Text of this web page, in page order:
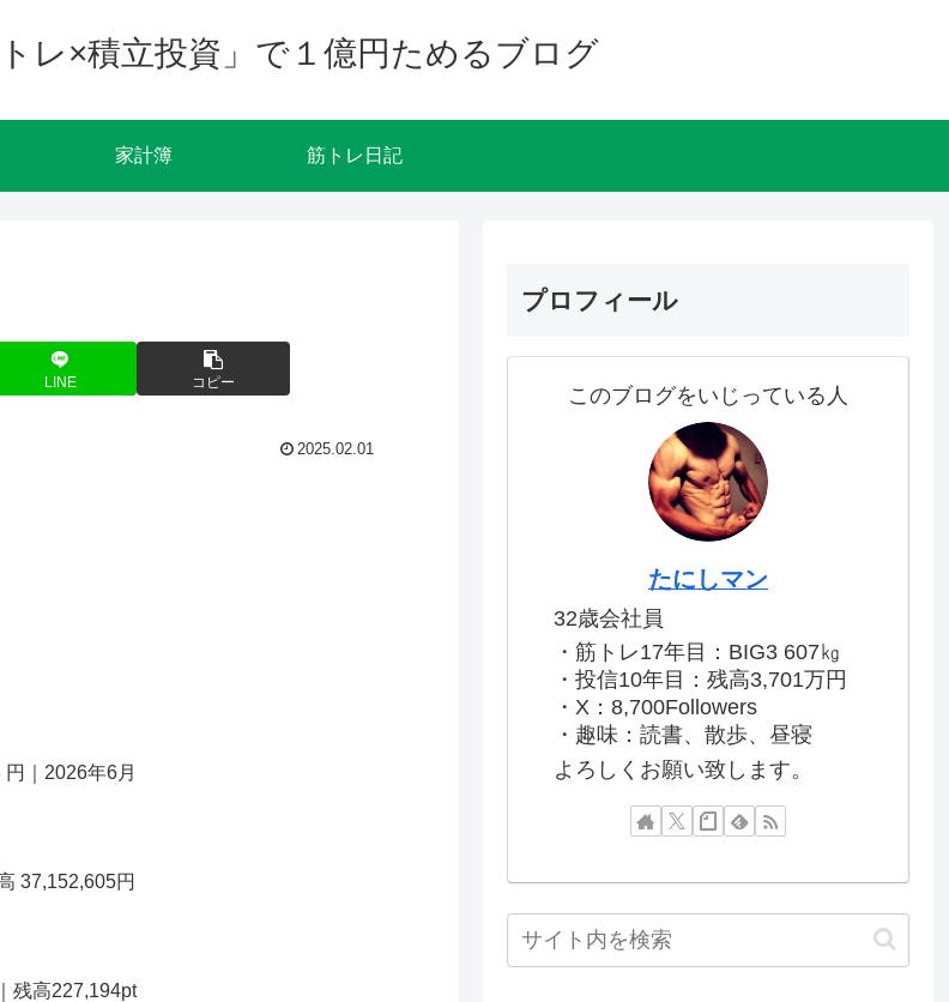
レ×積立投資」で１億円ためるブログ
家計簿 筋トレ日記
LINE コピー
2025.02.01
｜2026年6月
37,152,605円
残高227,194pt
プロフィール
このブログをいじっている人
たにしマン
32歳会社員
・筋トレ17年目：BIG3 607㎏
・投信10年目：残高3,701万円
・X：8,700Followers
・趣味：読書、散歩、昼寝
よろしくお願い致します。